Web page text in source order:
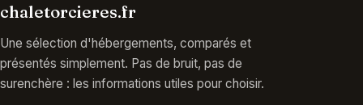
chaletorcieres.fr
Une sélection d'hébergements, comparés et
présentés simplement. Pas de bruit, pas de
surenchère : les informations utiles pour choisir.